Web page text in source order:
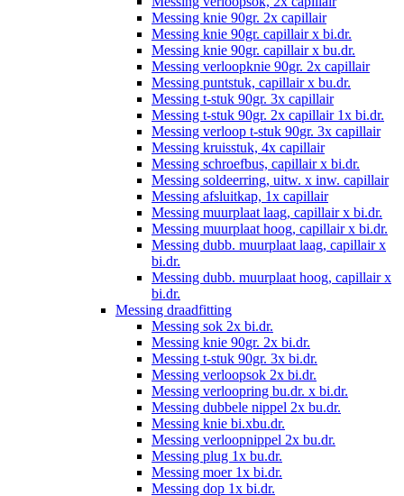
Messing knie 90gr. 2x capillair
Messing knie 90gr. capillair x bi.dr.
Messing knie 90gr. capillair x bu.dr.
Messing verloopknie 90gr. 2x capillair
Messing puntstuk, capillair x bu.dr.
Messing t-stuk 90gr. 3x capillair
Messing t-stuk 90gr. 2x capillair 1x bi.dr.
Messing verloop t-stuk 90gr. 3x capillair
Messing kruisstuk, 4x capillair
Messing schroefbus, capillair x bi.dr.
Messing soldeerring, uitw. x inw. capillair
Messing afsluitkap, 1x capillair
Messing muurplaat laag, capillair x bi.dr.
Messing muurplaat hoog, capillair x bi.dr.
Messing dubb. muurplaat laag, capillair x
bi.dr.
Messing dubb. muurplaat hoog, capillair x
bi.dr.
Messing draadfitting
Messing sok 2x bi.dr.
Messing knie 90gr. 2x bi.dr.
Messing t-stuk 90gr. 3x bi.dr.
Messing verloopsok 2x bi.dr.
Messing verloopring bu.dr. x bi.dr.
Messing dubbele nippel 2x bu.dr.
Messing knie bi.xbu.dr.
Messing verloopnippel 2x bu.dr.
Messing plug 1x bu.dr.
Messing moer 1x bi.dr.
Messing dop 1x bi.dr.